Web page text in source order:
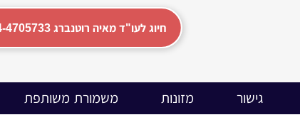
גישור מזונות משמורת משותפת
054-4705733 חיוג לעו"ד מאיה רוטנברג